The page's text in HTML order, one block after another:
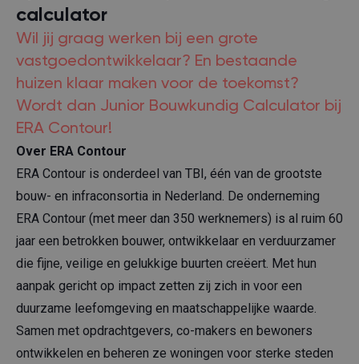
calculator
Wil jij graag werken bij een grote
vastgoedontwikkelaar? En bestaande
huizen klaar maken voor de toekomst?
Wordt dan Junior Bouwkundig Calculator bij
ERA Contour!
Over ERA Contour
ERA Contour is onderdeel van TBI, één van de grootste
bouw- en infraconsortia in Nederland. De onderneming
ERA Contour (met meer dan 350 werknemers) is al ruim 60
jaar een betrokken bouwer, ontwikkelaar en verduurzamer
die fijne, veilige en gelukkige buurten creëert. Met hun
aanpak gericht op impact zetten zij zich in voor een
duurzame leefomgeving en maatschappelijke waarde.
Samen met opdrachtgevers, co-makers en bewoners
ontwikkelen en beheren ze woningen voor sterke steden